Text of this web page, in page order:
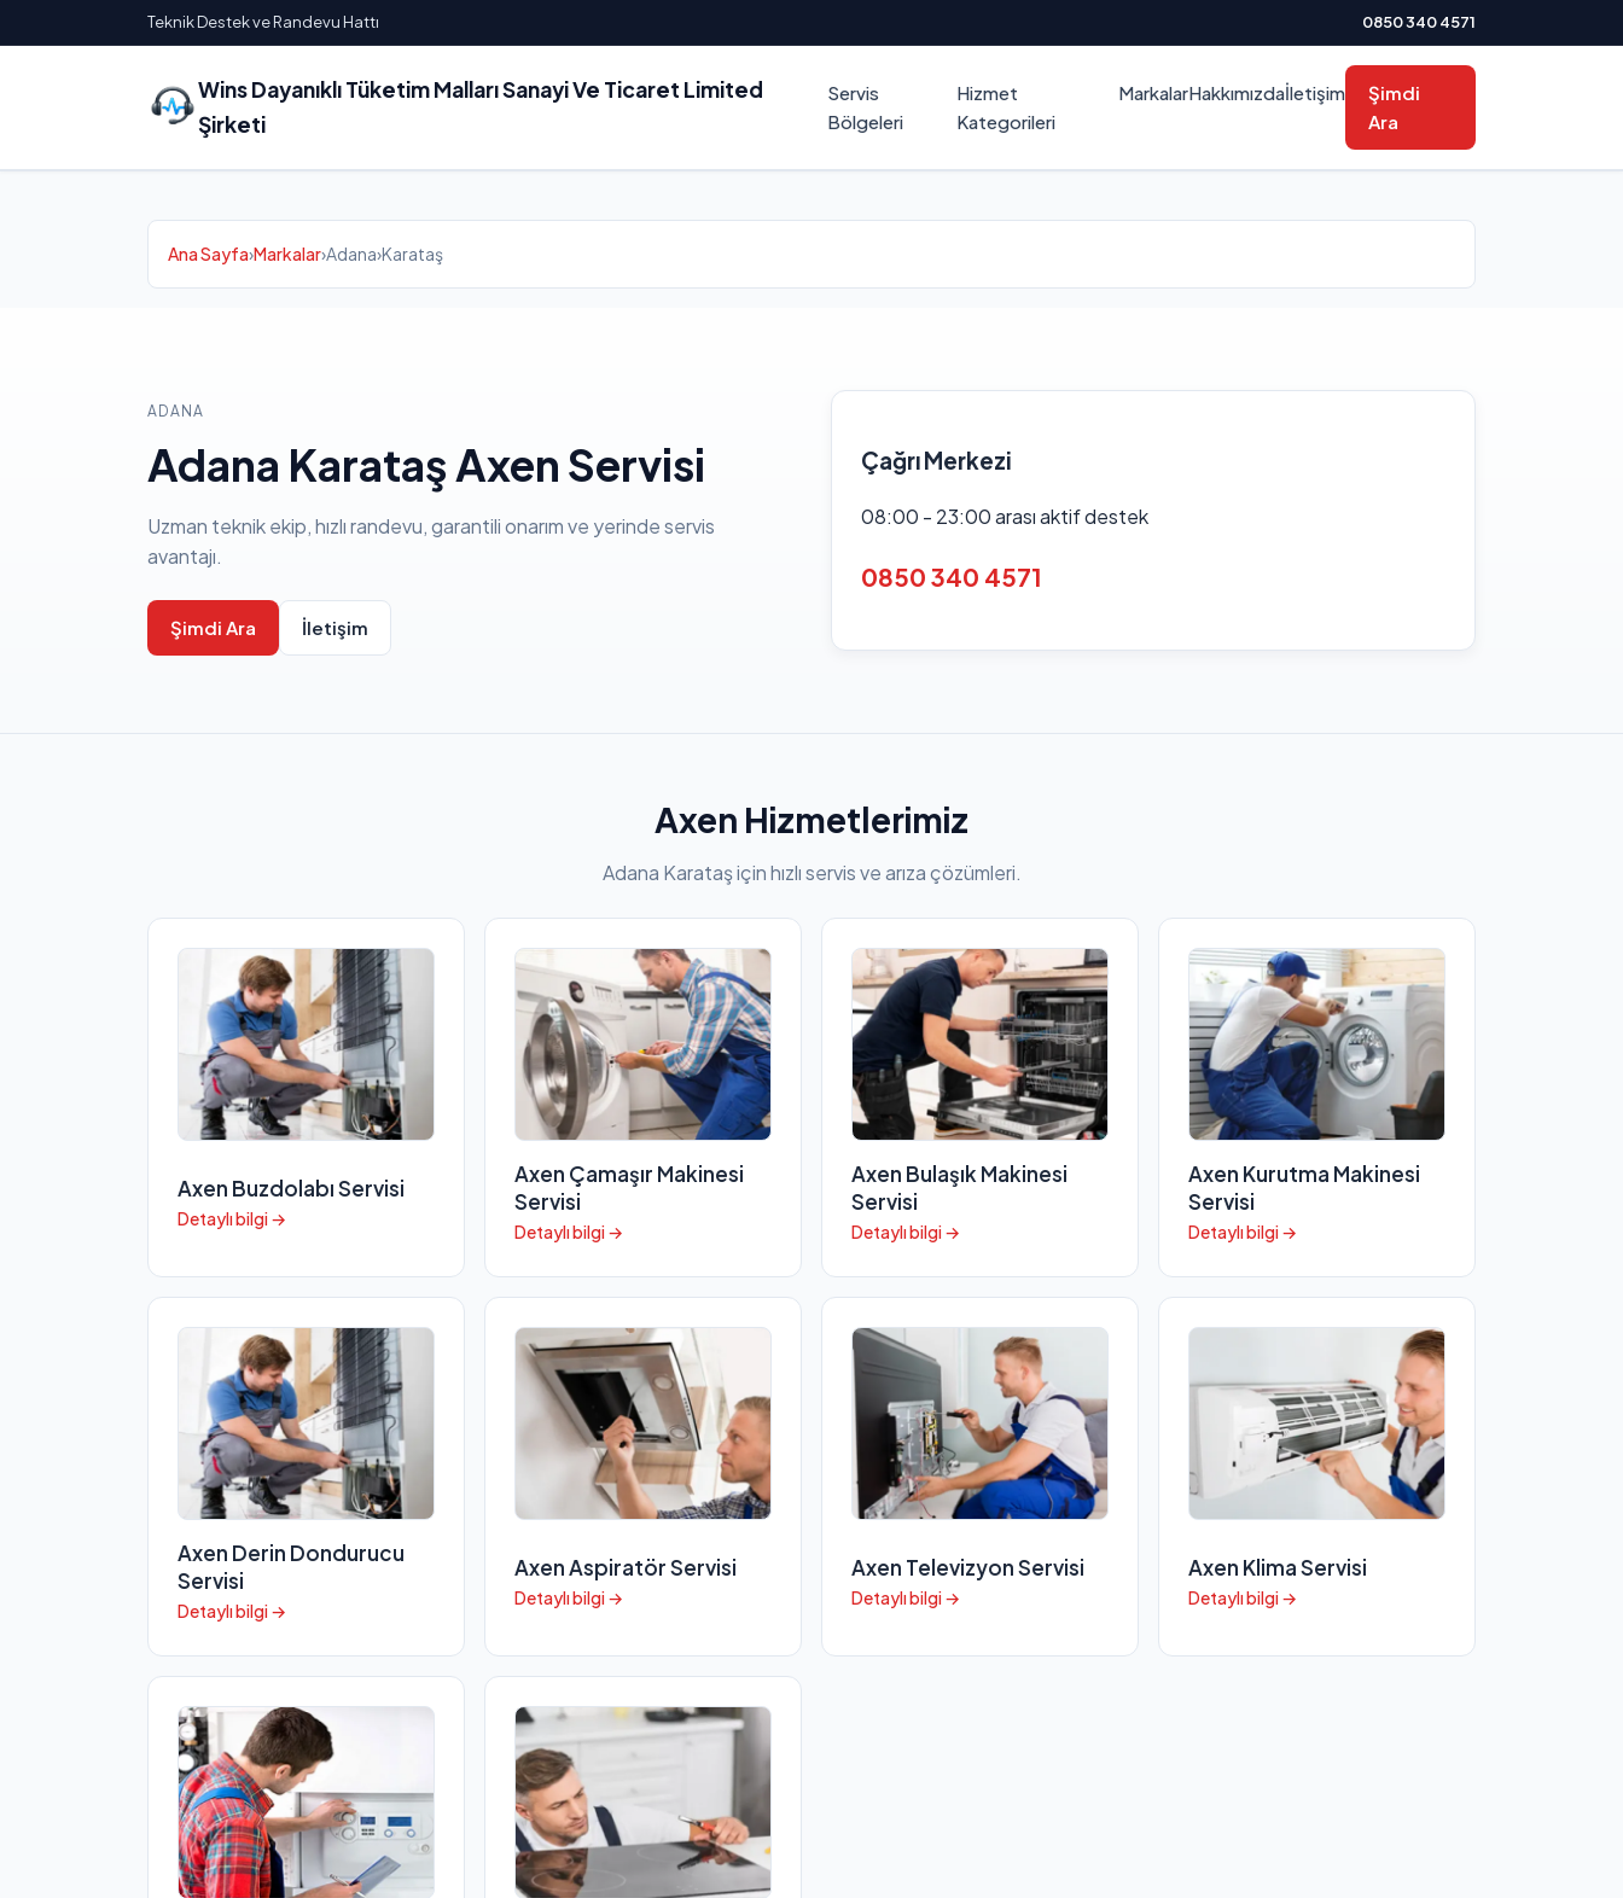
Teknik Destek ve Randevu Hattı 0850 340 4571
Wins Dayanıklı Tüketim Malları Sanayi Ve Ticaret Limited
Şirketi
Servis
Bölgeleri
Hizmet
Kategorileri
MarkalarHakkımızdaİletişim
Şimdi
Ara
Ana Sayfa›Markalar›Adana›Karataş
ADANA
Adana Karataş Axen Servisi
Uzman teknik ekip, hızlı randevu, garantili onarım ve yerinde servis
avantajı.
Şimdi Ara İletişim
Çağrı Merkezi
08:00 - 23:00 arası aktif destek
0850 340 4571
Axen Hizmetlerimiz
Adana Karataş için hızlı servis ve arıza çözümleri.
Axen Buzdolabı Servisi
Detaylı bilgi →
Axen Çamaşır Makinesi
Servisi
Detaylı bilgi →
Axen Bulaşık Makinesi
Servisi
Detaylı bilgi →
Axen Kurutma Makinesi
Servisi
Detaylı bilgi →
Axen Derin Dondurucu
Servisi
Detaylı bilgi →
Axen Aspiratör Servisi
Detaylı bilgi →
Axen Televizyon Servisi
Detaylı bilgi →
Axen Klima Servisi
Detaylı bilgi →